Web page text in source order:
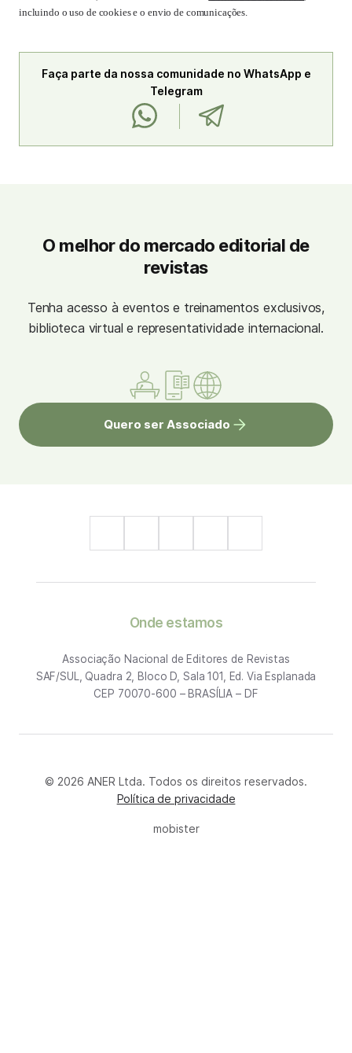
incluindo o uso de cookies e o envio de comunicações.
Faça parte da nossa comunidade no WhatsApp e
Telegram
O melhor do mercado editorial de
revistas
Tenha acesso à eventos e treinamentos exclusivos,
biblioteca virtual e representatividade internacional.
Quero ser Associado
Onde estamos
Associação Nacional de Editores de Revistas
SAF/SUL, Quadra 2, Bloco D, Sala 101, Ed. Via Esplanada
CEP 70070-600 – BRASÍLIA – DF
© 2026 ANER Ltda. Todos os direitos reservados.
Política de privacidade
mobister